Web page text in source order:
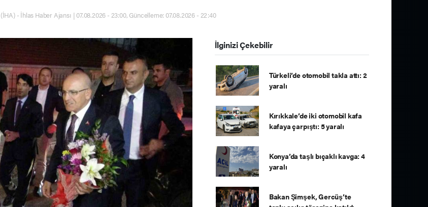
(İHA) - İhlas Haber Ajansı | 07.08.2026 - 23:00, Güncelleme: 07.08.2026 - 22:40
İlginizi Çekebilir
Türkeli’de otomobil takla attı: 2
yaralı
Kırıkkale’de iki otomobil kafa
kafaya çarpıştı: 5 yaralı
Konya’da taşlı bıçaklı kavga: 4
yaralı
Bakan Şimşek, Gercüş’te